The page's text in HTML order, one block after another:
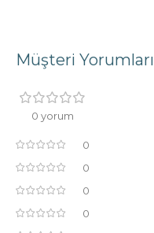
Müşteri Yorumları
0 yorum
0
0
0
0